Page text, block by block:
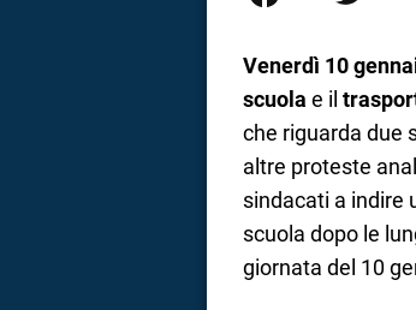
Venerdì 10
scuola e il
che riguarda due
altre proteste
sindacati a indire
scuola dopo le
giornata del 10